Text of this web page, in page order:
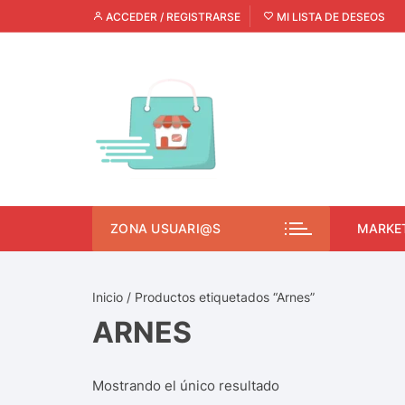
ACCEDER / REGISTRARSE MI LISTA DE DESEOS
ZONA USUARI@S
Inicio / Productos etiquetados “Arnes”
ARNES
Mostrando el único resultado